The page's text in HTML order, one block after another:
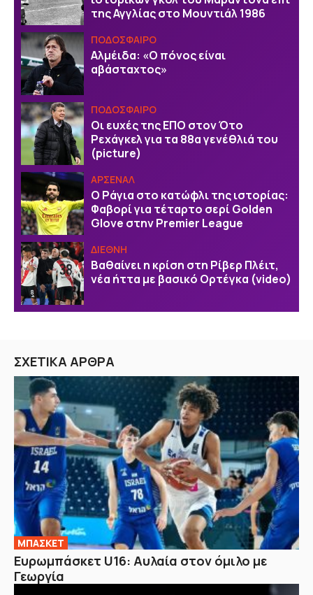
της Αγγλίας στο Μουντιάλ 1986
ΠΟΔΟΣΦΑΙΡΟ
Αλμέιδα: «Ο πόνος είναι
αβάσταχτος»
ΠΟΔΟΣΦΑΙΡΟ
Οι ευχές της EΠΟ στον Ότο
Ρεχάγκελ για τα 88α γενέθλιά του
(picture)
ΑΡΣΕΝΑΛ
Ο Ράγια στο κατώφλι της ιστορίας:
Φαβορί για τέταρτο σερί Golden
Glove στην Premier League
ΔΙΕΘΝΗ
Βαθαίνει η κρίση στη Ρίβερ Πλέιτ,
νέα ήττα με βασικό Ορτέγκα (video)
ΣΧΕΤΙΚΑ ΑΡΘΡΑ
ΜΠΑΣΚΕΤ
Ευρωμπάσκετ U16: Αυλαία στον όμιλο με
Γεωργία